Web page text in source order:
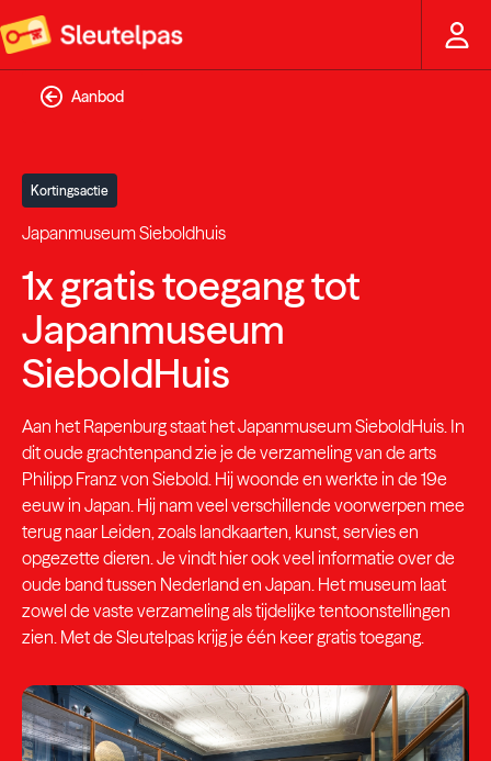
Aanbod
Kortingsactie
Japanmuseum Sieboldhuis
1x gratis toegang tot
Japanmuseum
SieboldHuis
Aan het Rapenburg staat het Japanmuseum SieboldHuis. In
dit oude grachtenpand zie je de verzameling van de arts
Philipp Franz von Siebold. Hij woonde en werkte in de 19e
eeuw in Japan. Hij nam veel verschillende voorwerpen mee
terug naar Leiden, zoals landkaarten, kunst, servies en
opgezette dieren. Je vindt hier ook veel informatie over de
oude band tussen Nederland en Japan. Het museum laat
zowel de vaste verzameling als tijdelijke tentoonstellingen
zien. Met de Sleutelpas krijg je één keer gratis toegang.